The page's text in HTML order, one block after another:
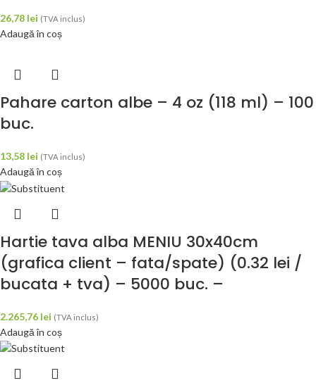
26,78 lei (TVA inclus)
Adaugă în coș
Pahare carton albe – 4 oz (118 ml) – 100
buc.
13,58 lei (TVA inclus)
Adaugă în coș
Hartie tava alba MENIU 30x40cm
(grafica client – fata/spate) (0.32 lei /
bucata + tva) – 5000 buc. –
2.265,76 lei (TVA inclus)
Adaugă în coș